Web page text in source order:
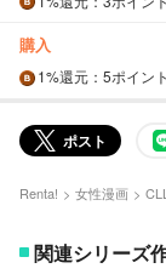
購入
1%還元 ：5ポイン
ポスト
Renta! 女性漫画
関連シリーズ